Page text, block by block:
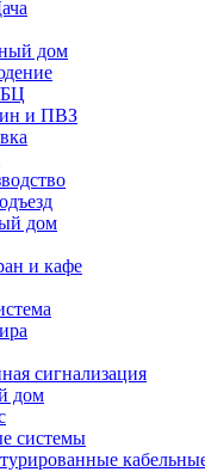
дом
и ПВЗ
дом
и кафе
сигнализация
дом
системы